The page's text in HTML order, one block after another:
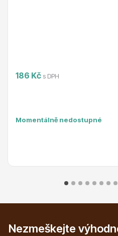
Okrasné keře
Plazivé rostliny
186 Kč s DPH
Momentálně nedostupné
Nezmeškejte